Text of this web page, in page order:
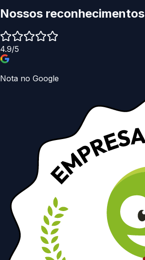
Nossos reconhecimentos
4.9/5
Nota no Google